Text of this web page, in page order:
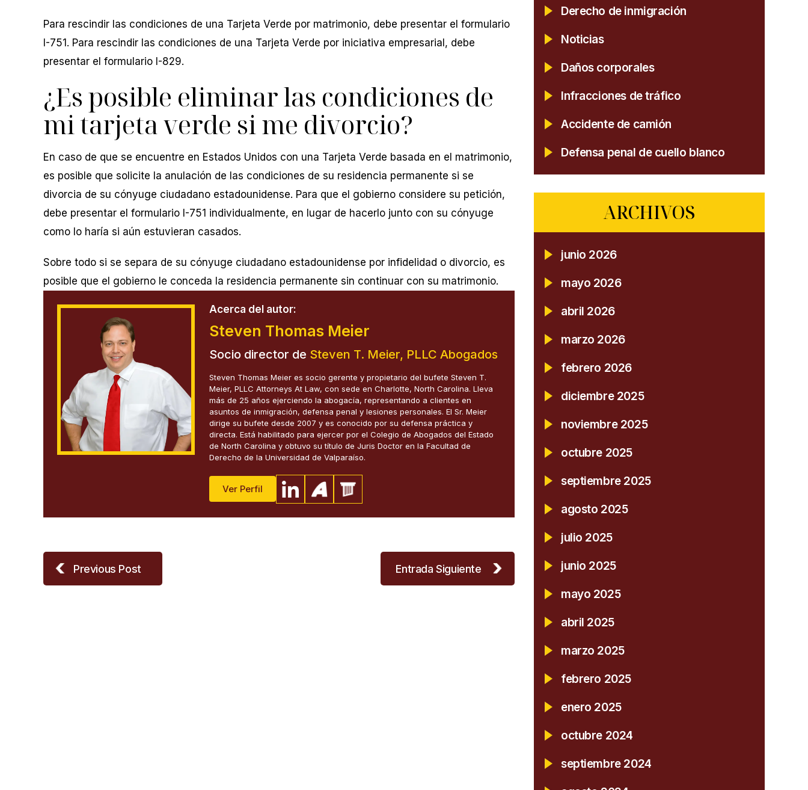
Para rescindir las condiciones de una Tarjeta Verde por matrimonio, debe presentar el formulario
I-751. Para rescindir las condiciones de una Tarjeta Verde por iniciativa empresarial, debe
presentar el formulario I-829.
¿Es posible eliminar las condiciones de
mi tarjeta verde si me divorcio?
En caso de que se encuentre en Estados Unidos con una Tarjeta Verde basada en el matrimonio,
es posible que solicite la anulación de las condiciones de su residencia permanente si se
divorcia de su cónyuge ciudadano estadounidense. Para que el gobierno considere su petición,
debe presentar el formulario I-751 individualmente, en lugar de hacerlo junto con su cónyuge
como lo haría si aún estuvieran casados.
Sobre todo si se separa de su cónyuge ciudadano estadounidense por infidelidad o divorcio, es
posible que el gobierno le conceda la residencia permanente sin continuar con su matrimonio.
Acerca del autor:
Steven Thomas Meier
Socio director de Steven T. Meier, PLLC Abogados
Steven Thomas Meier es socio gerente y propietario del bufete Steven T.
Meier, PLLC Attorneys At Law, con sede en Charlotte, North Carolina. Lleva
más de 25 años ejerciendo la abogacía, representando a clientes en
asuntos de inmigración, defensa penal y lesiones personales. El Sr. Meier
dirige su bufete desde 2007 y es conocido por su defensa práctica y
directa. Está habilitado para ejercer por el Colegio de Abogados del Estado
de North Carolina y obtuvo su título de Juris Doctor en la Facultad de
Derecho de la Universidad de Valparaíso.
Ver Perfil
Previous Post Entrada Siguiente
Derecho de inmigración
Noticias
Daños corporales
Infracciones de tráfico
Accidente de camión
Defensa penal de cuello blanco
ARCHIVOS
junio 2026
mayo 2026
abril 2026
marzo 2026
febrero 2026
diciembre 2025
noviembre 2025
octubre 2025
septiembre 2025
agosto 2025
julio 2025
junio 2025
mayo 2025
abril 2025
marzo 2025
febrero 2025
enero 2025
octubre 2024
septiembre 2024